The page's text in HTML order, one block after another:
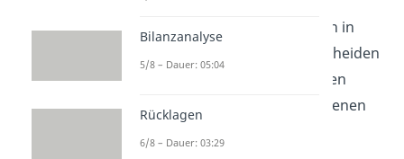
Unternehmensbilanz
, die sich in
bestimmten Punkten unterscheiden
können. In folgenden Absätzen
erklären wir dir die verschiedenen
Bilanzanalyse
5/8 – Dauer: 05:04
Rücklagen
6/8 – Dauer: 03:29